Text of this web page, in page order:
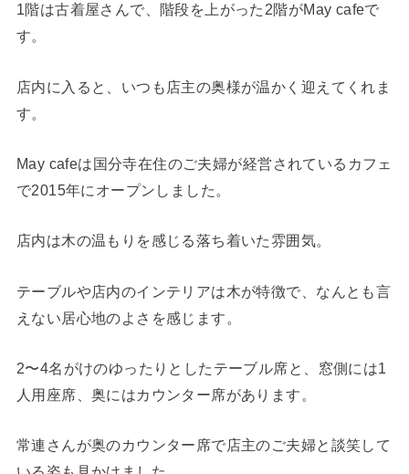
1階は古着屋さんで、階段を上がった2階がMay cafeで
す。
店内に入ると、いつも店主の奥様が温かく迎えてくれま
す。
May cafeは国分寺在住のご夫婦が経営されているカフェ
で2015年にオープンしました。
店内は木の温もりを感じる落ち着いた雰囲気。
テーブルや店内のインテリアは木が特徴で、なんとも言
えない居心地のよさを感じます。
2〜4名がけのゆったりとしたテーブル席と、窓側には1
人用座席、奥にはカウンター席があります。
常連さんが奥のカウンター席で店主のご夫婦と談笑して